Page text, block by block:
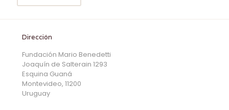
Dirección
Fundación Mario Benedetti
Joaquín de Salterain 1293
Esquina Guaná
Montevideo, 11200
Uruguay